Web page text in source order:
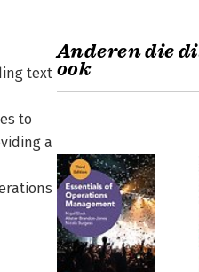
text
to
a
Anderen die
ook